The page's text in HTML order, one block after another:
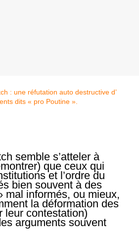
semble s’atteler à
que ceux qui
et l’ordre du
bien souvent à des
mal informés, ou mieux,
la déformation des
leur contestation)
arguments souvent